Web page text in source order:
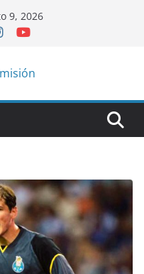
9, 2026